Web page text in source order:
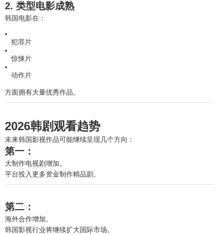
2. 类型电影成熟
韩国电影在：
犯罪片
惊悚片
动作片
方面拥有大量优秀作品。
2026韩剧观看趋势
未来韩国影视作品可能继续呈现几个方向：
第一：
大制作电视剧增加。
平台投入更多资金制作精品剧。
第二：
海外合作增加。
韩国影视行业将继续扩大国际市场。